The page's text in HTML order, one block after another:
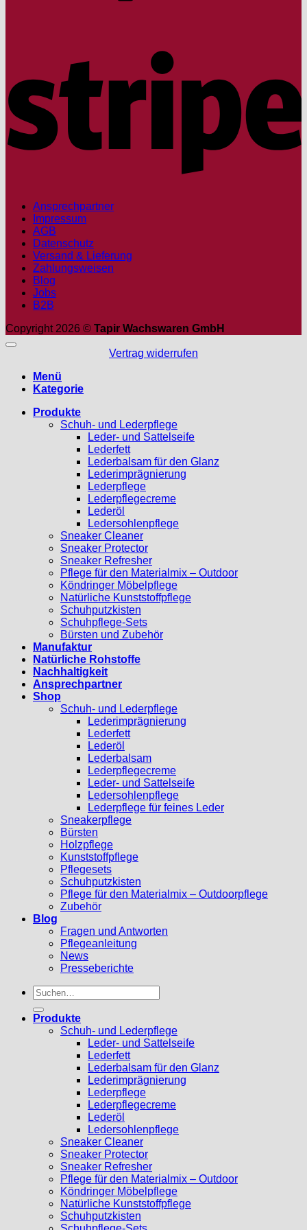
Ansprechpartner
Impressum
AGB
Datenschutz
Versand & Lieferung
Zahlungsweisen
Blog
Jobs
B2B
Copyright 2026 © Tapir Wachswaren GmbH
Vertrag widerrufen
Menü
Kategorie
Produkte
Schuh- und Lederpflege
Leder- und Sattelseife
Lederfett
Lederbalsam für den Glanz
Lederimprägnierung
Lederpflege
Lederpflegecreme
Lederöl
Ledersohlenpflege
Sneaker Cleaner
Sneaker Protector
Sneaker Refresher
Pflege für den Materialmix – Outdoor
Köndringer Möbelpflege
Natürliche Kunststoffpflege
Schuhputzkisten
Schuhpflege-Sets
Bürsten und Zubehör
Manufaktur
Natürliche Rohstoffe
Nachhaltigkeit
Ansprechpartner
Shop
Schuh- und Lederpflege
Lederimprägnierung
Lederfett
Lederöl
Lederbalsam
Lederpflegecreme
Leder- und Sattelseife
Ledersohlenpflege
Lederpflege für feines Leder
Sneakerpflege
Bürsten
Holzpflege
Kunststoffpflege
Pflegesets
Schuhputzkisten
Pflege für den Materialmix – Outdoorpflege
Zubehör
Blog
Fragen und Antworten
Pflegeanleitung
News
Presseberichte
Suchen
nach:
Produkte
Schuh- und Lederpflege
Leder- und Sattelseife
Lederfett
Lederbalsam für den Glanz
Lederimprägnierung
Lederpflege
Lederpflegecreme
Lederöl
Ledersohlenpflege
Sneaker Cleaner
Sneaker Protector
Sneaker Refresher
Pflege für den Materialmix – Outdoor
Köndringer Möbelpflege
Natürliche Kunststoffpflege
Schuhputzkisten